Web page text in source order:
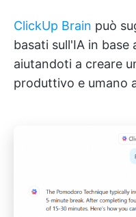
ClickUp Brain può
basati sull'IA in base
aiutandoti a creare
produttivo e umano